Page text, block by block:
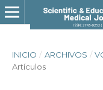
INICIO / ARCHIVOS /
Artículos